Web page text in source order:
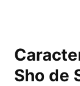
Sho de